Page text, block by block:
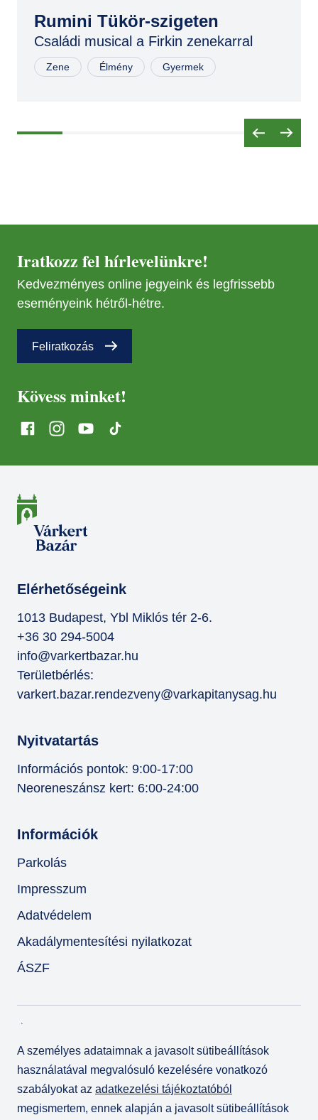
NOV
NOV
Rumini Tükör-szigeten
Családi musical a Firkin zenekarral
Zene Élmény Gyermek
Iratkozz fel hírlevelünkre!
Kedvezményes online jegyeink és legfrissebb
eseményeink hétről-hétre.
Feliratkozás
Kövess minket!
Elérhetőségeink
1013 Budapest, Ybl Miklós tér 2-6.
+36 30 294-5004
info@varkertbazar.hu
Területbérlés:
varkert.bazar.rendezveny@varkapitanysag.hu
Nyitvatartás
Információs pontok: 9:00-17:00
Neoreneszánsz kert: 6:00-24:00
Információk
Parkolás
Impresszum
Adatvédelem
Akadálymentesítési nyilatkozat
ÁSZF
A személyes adataimnak a javasolt sütibeállítások
használatával megvalósuló kezelésére vonatkozó
szabályokat az adatkezelési tájékoztatóból
megismertem, ennek alapján a javasolt sütibeállítások